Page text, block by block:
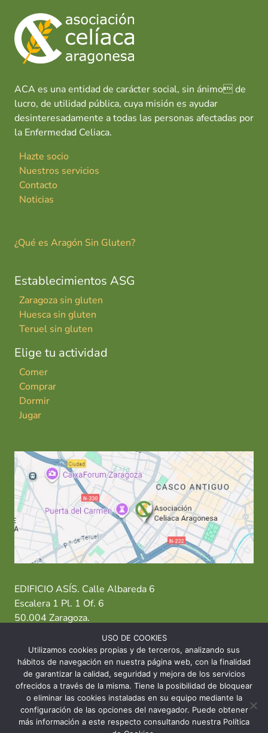
ACA es una entidad de carácter social, sin ánimo de
lucro, de utilidad pública, cuya misión es ayudar
desinteresadamente a todas las personas afectadas por
la Enfermedad Celiaca.
Hazte socio
Nuestros servicios
Contacto
Noticias
¿Qué es Aragón Sin Gluten?
Establecimientos ASG
Zaragoza sin gluten
Huesca sin gluten
Teruel sin gluten
Elige tu actividad
Comer
Comprar
Dormir
Jugar
EDIFICIO ASÍS. Calle Albareda 6
Escalera 1 Pl. 1 Of. 6
50.004 Zaragoza.
T: 976 484 949 M: 635 638 563
Sede Zaragoza·Sede Huesca· Sede Teruel
USO DE COOKIES
Utilizamos cookies propias y de terceros, analizando sus
hábitos de navegación en nuestra página web, con la finalidad
de garantizar la calidad, seguridad y mejora de los servicios
ofrecidos a través de la misma. Tiene la posibilidad de bloquear
o eliminar las cookies instaladas en su equipo mediante la
configuración de las opciones del navegador. Puede obtener
más información a este respecto consultando nuestra Política